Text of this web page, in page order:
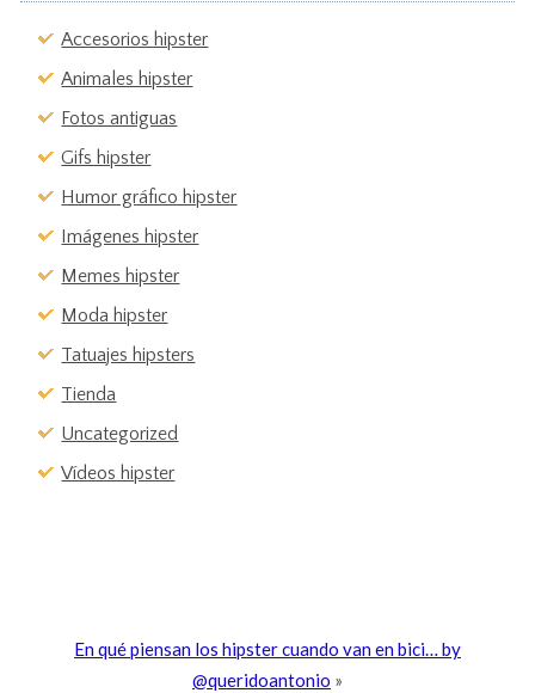
Accesorios hipster
Animales hipster
Fotos antiguas
Gifs hipster
Humor gráfico hipster
Imágenes hipster
Memes hipster
Moda hipster
Tatuajes hipsters
Tienda
Uncategorized
Vídeos hipster
En qué piensan los hipster cuando van en bici… by
@queridoantonio »